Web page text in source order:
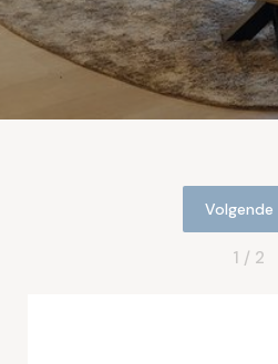
Volgende
1 / 2